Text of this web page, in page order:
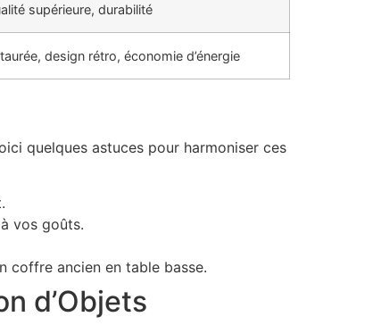
supérieure, durabilité
design rétro, économie d’énergie
quelques astuces pour harmoniser ces
vos goûts.
coffre ancien en table basse.
d’Objets